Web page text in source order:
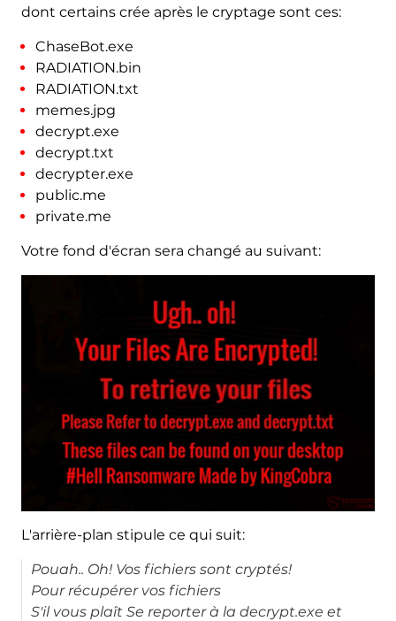
dont certains crée après le cryptage sont ces:
ChaseBot.exe
RADIATION.bin
RADIATION.txt
memes.jpg
decrypt.exe
decrypt.txt
decrypter.exe
public.me
private.me
Votre fond d'écran sera changé au suivant:
L'arrière-plan stipule ce qui suit:
Pouah.. Oh! Vos fichiers sont cryptés!
Pour récupérer vos fichiers
S'il vous plaît Se reporter à la decrypt.exe et